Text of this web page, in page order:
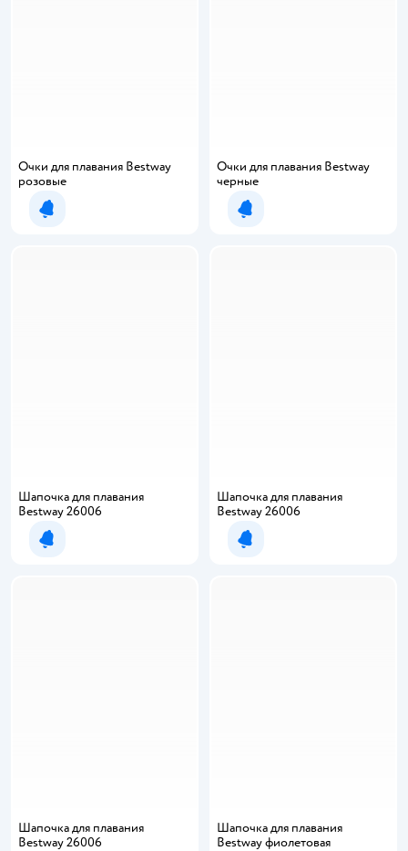
Очки для плавания Bestway
розовые
Уведомить о появлении
Очки для плавания Bestway
черные
Уведомить о появлении
Шапочка для плавания
Bestway 26006
Уведомить о появлении
Шапочка для плавания
Bestway 26006
Уведомить о появлении
Шапочка для плавания
Bestway 26006
Шапочка для плавания
Bestway фиолетовая